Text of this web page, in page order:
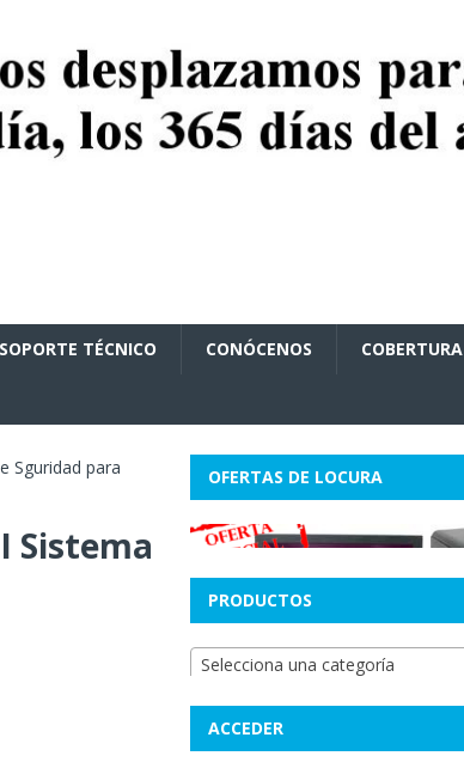
SOPORTE TÉCNICO CONÓCENOS COBERTURA
Sguridad para
Sistema
OFERTAS DE LOCURA
PRODUCTOS
Selecciona una categoría
ACCEDER